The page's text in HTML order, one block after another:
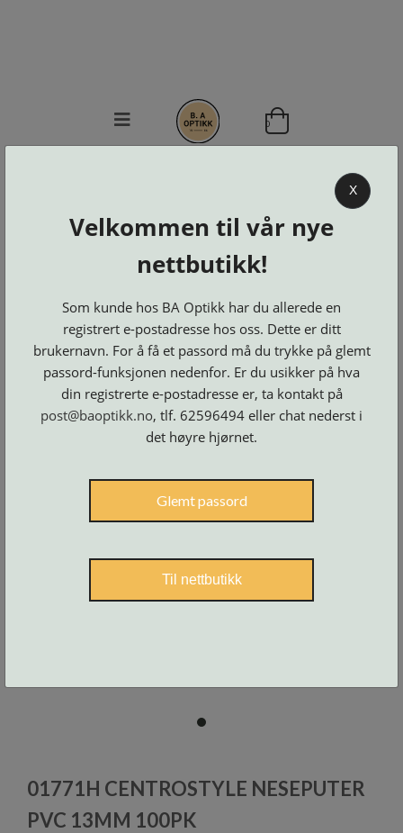
KONTAKT
BESTILL
LOGG INN
0
Brillerens
Brillesnorer
on
og
Suncover
Etuier
Innfatninger
Lesebriller
Luper
ogMaskiner
Microkluter
og
Skruer
Solbriller
Verktøy
og
tilbehør
item
of
1
01771H CENTROSTYLE NESEPUTER
PVC 13MM 100PK
X
Velkommen til vår nye
nettbutikk!
Som kunde hos BA Optikk har du allerede en
registrert e-postadresse hos oss. Dette er ditt
brukernavn. For å få et passord må du trykke på glemt
passord-funksjonen nedenfor. Er du usikker på hva
din registrerte e-postadresse er, ta kontakt på
post@baoptikk.no, tlf. 62596494 eller chat nederst i
det høyre hjørnet.
Glemt passord
Til nettbutikk